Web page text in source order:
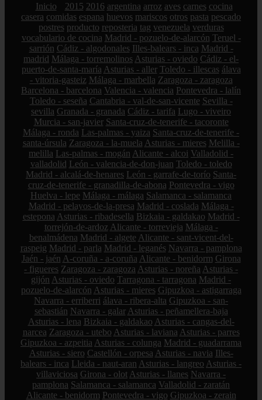
Inicio 2015 2016 argentina arroz aves carnes cocina
casera comidas espana huevos mariscos otros pasta pescado
postres producto reposteria tag venezuela verduras
vocabulario de cocina Madrid - pozuelo-de-alarcón Teruel -
sarrión Cádiz - algodonales Illes-balears - inca Madrid -
madrid Málaga - torremolinos Asturias - oviedo Cádiz - el-
puerto-de-santa-maría Asturias - aller Toledo - illescas álava
- vitoria-gasteiz Málaga - marbella Zaragoza - zaragoza
Barcelona - barcelona Valencia - valencia Pontevedra - lalín
Toledo - seseña Cantabria - val-de-san-vicente Sevilla -
sevilla Granada - granada Cádiz - tarifa Lugo - viveiro
Murcia - san-javier Santa-cruz-de-tenerife - tacoronte
Málaga - ronda Las-palmas - yaiza Santa-cruz-de-tenerife -
santa-úrsula Zaragoza - la-muela Asturias - mieres Melilla -
melilla Las-palmas - mogán Alicante - alcoi Valladolid -
valladolid León - valencia-de-don-juan Toledo - toledo
Madrid - alcalá-de-henares León - garrafe-de-torío Santa-
cruz-de-tenerife - granadilla-de-abona Pontevedra - vigo
Huelva - lepe Málaga - málaga Salamanca - salamanca
Madrid - pelayos-de-la-presa Madrid - coslada Málaga -
estepona Asturias - ribadesella Bizkaia - galdakao Madrid -
torrejón-de-ardoz Alicante - torrevieja Málaga -
benalmádena Madrid - algete Alicante - sant-vicent-del-
raspeig Madrid - parla Madrid - leganés Navarra - pamplona
Jaén - jaén A-coruña - a-coruña Alicante - benidorm Girona
- figueres Zaragoza - zaragoza Asturias - noreña Asturias -
gijón Asturias - oviedo Tarragona - tarragona Madrid -
pozuelo-de-alarcón Asturias - mieres Gipuzkoa - astigarraga
Navarra - erriberri álava - ribera-alta Gipuzkoa - san-
sebastián Navarra - galar Asturias - peñamellera-baja
Asturias - lena Bizkaia - galdakao Asturias - cangas-del-
narcea Zaragoza - utebo Asturias - laviana Asturias - parres
Gipuzkoa - azpeitia Asturias - colunga Madrid - guadarrama
Asturias - siero Castellón - orpesa Asturias - navia Illes-
balears - inca Lleida - naut-aran Asturias - langreo Asturias -
villaviciosa Girona - olot Asturias - llanes Navarra -
pamplona Salamanca - salamanca Valladolid - zaratán
Alicante - benidorm Pontevedra - vigo Gipuzkoa - zerain